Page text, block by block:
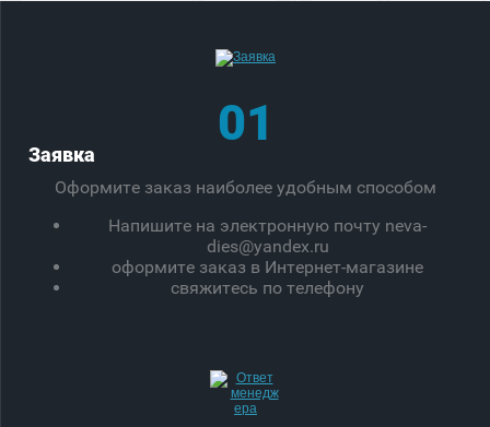
01
Заявка
Оформите заказ наиболее удобным способом
Напишите на электронную почту neva-
dies@yandex.ru
оформите заказ в Интернет-магазине
свяжитесь по телефону